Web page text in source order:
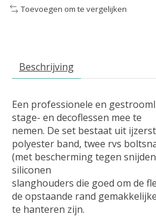
Toevoegen om te vergelijken
Beschrijving
Een professionele en
stage- en decoflessen mee te
nemen. De set bestaat uit
polyester band, twee rvs
(met bescherming tegen
siliconen
slanghouders die goed om de
de opstaande rand
te hanteren zijn.